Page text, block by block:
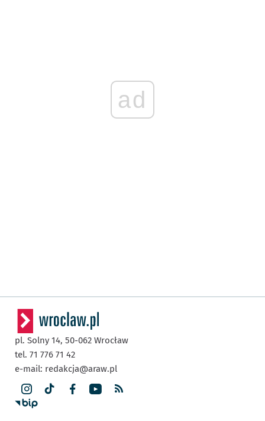
ad
pl. Solny 14, 50-062 Wrocław
tel. 71 776 71 42
e-mail: redakcja@araw.pl